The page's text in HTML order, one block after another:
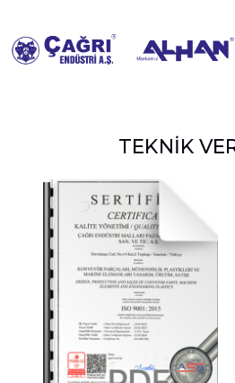
TEKNİK